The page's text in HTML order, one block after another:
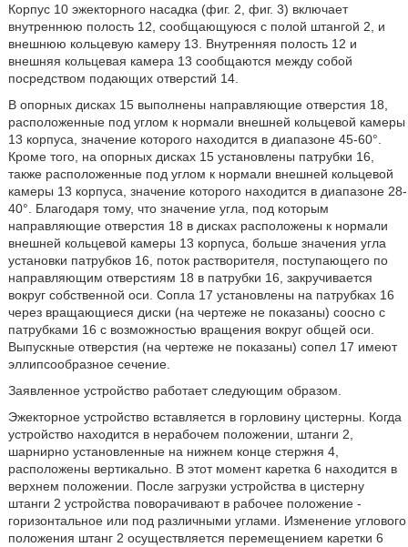
Корпус 10 эжекторного насадка (фиг. 2, фиг. 3) включает
внутреннюю полость 12, сообщающуюся с полой штангой 2, и
внешнюю кольцевую камеру 13. Внутренняя полость 12 и
внешняя кольцевая камера 13 сообщаются между собой
посредством подающих отверстий 14.
В опорных дисках 15 выполнены направляющие отверстия 18,
расположенные под углом к нормали внешней кольцевой камеры
13 корпуса, значение которого находится в диапазоне 45-60°.
Кроме того, на опорных дисках 15 установлены патрубки 16,
также расположенные под углом к нормали внешней кольцевой
камеры 13 корпуса, значение которого находится в диапазоне 28-
40°. Благодаря тому, что значение угла, под которым
направляющие отверстия 18 в дисках расположены к нормали
внешней кольцевой камеры 13 корпуса, больше значения угла
установки патрубков 16, поток растворителя, поступающего по
направляющим отверстиям 18 в патрубки 16, закручивается
вокруг собственной оси. Сопла 17 установлены на патрубках 16
через вращающиеся диски (на чертеже не показаны) соосно с
патрубками 16 с возможностью вращения вокруг общей оси.
Выпускные отверстия (на чертеже не показаны) сопел 17 имеют
эллипсообразное сечение.
Заявленное устройство работает следующим образом.
Эжекторное устройство вставляется в горловину цистерны. Когда
устройство находится в нерабочем положении, штанги 2,
шарнирно установленные на нижнем конце стержня 4,
расположены вертикально. В этот момент каретка 6 находится в
верхнем положении. После загрузки устройства в цистерну
штанги 2 устройства поворачивают в рабочее положение -
горизонтальное или под различными углами. Изменение углового
положения штанг 2 осуществляется перемещением каретки 6